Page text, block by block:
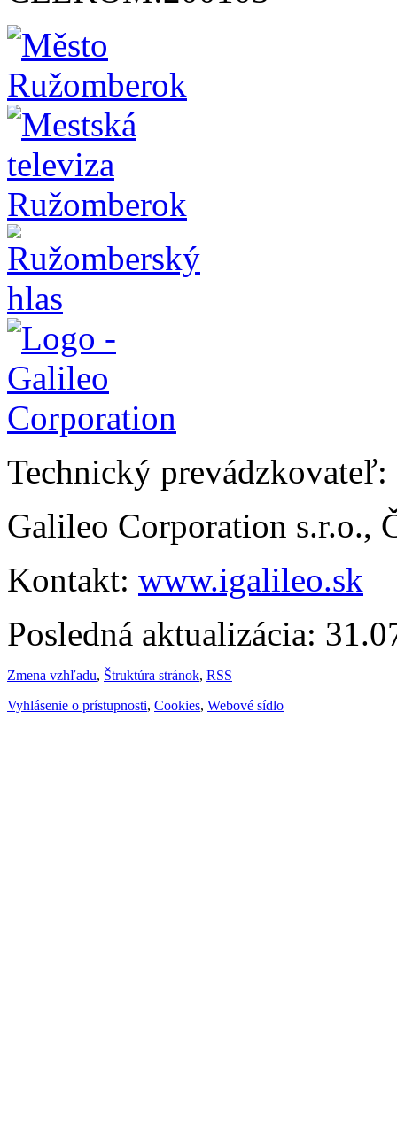
Technický prevádzkovateľ:
Galileo Corporation s.r.o.,
Kontakt: www.igalileo.sk
Posledná aktualizácia:
Zmena vzhľadu, Štruktúra stránok, RSS
Vyhlásenie o prístupnosti, Cookies, Webové sídlo